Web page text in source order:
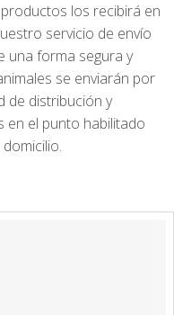
los recibirá en
servicio de envío
una forma segura y
se enviarán por
de distribución y
en el punto habilitado